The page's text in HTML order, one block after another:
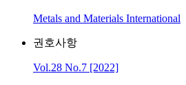
Metals and Materials International
권호사항
Vol.28 No.7 [2022]